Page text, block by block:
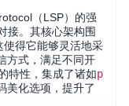
（LSP）的强
接。其核心架构围
得它能够灵活地采
方式，满足不同开
特性，集成了诸如p
美化选项，提升了